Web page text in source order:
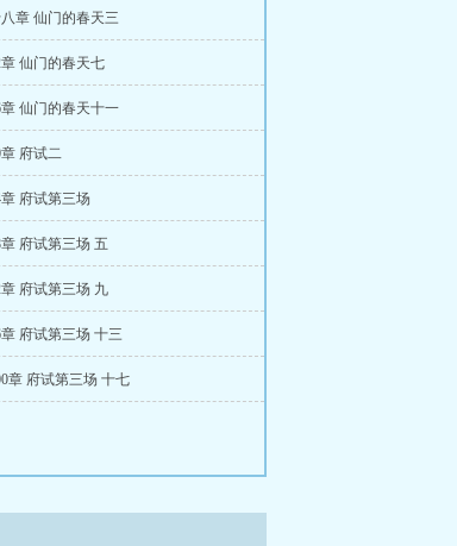
章 仙门的春天三
仙门的春天七
仙门的春天十一
府试二
府试第三场
府试第三场 五
府试第三场 九
府试第三场 十三
章 府试第三场 十七